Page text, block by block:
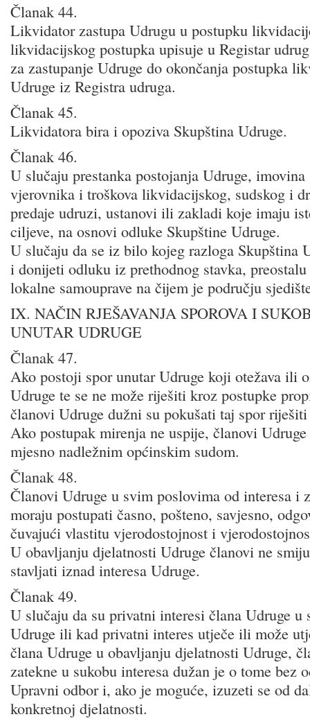
Članak 44.
Likvidator zastupa Udrugu u postupku
likvidacijskog postupka upisuje u Registar
za zastupanje Udruge do okončanja postupka
Udruge iz Registra udruga.
Članak 45.
Likvidatora bira i opoziva Skupština Udruge.
Članak 46.
U slučaju prestanka postojanja Udruge,
vjerovnika i troškova likvidacijskog, sudskog i
predaje udruzi, ustanovi ili zakladi koje imaju
ciljeve, na osnovi odluke Skupštine Udruge.
U slučaju da se iz bilo kojeg razloga Skupština
i donijeti odluku iz prethodnog stavka,
lokalne samouprave na čijem je području
IX. NAČIN RJEŠAVANJA SPOROVA I
UNUTAR UDRUGE
Članak 47.
Ako postoji spor unutar Udruge koji otežava ili
Udruge te se ne može riješiti kroz postupke
članovi Udruge dužni su pokušati taj spor
Ako postupak mirenja ne uspije, članovi
mjesno nadležnim općinskim sudom.
Članak 48.
Članovi Udruge u svim poslovima od interesa i
moraju postupati časno, pošteno, savjesno,
čuvajući vlastitu vjerodostojnost i
U obavljanju djelatnosti Udruge članovi ne
stavljati iznad interesa Udruge.
Članak 49.
U slučaju da su privatni interesi člana Udruge u
Udruge ili kad privatni interes utječe ili može
člana Udruge u obavljanju djelatnosti Udruge,
zatekne u sukobu interesa dužan je o tome bez
Upravni odbor i, ako je moguće, izuzeti se od
konkretnoj djelatnosti.